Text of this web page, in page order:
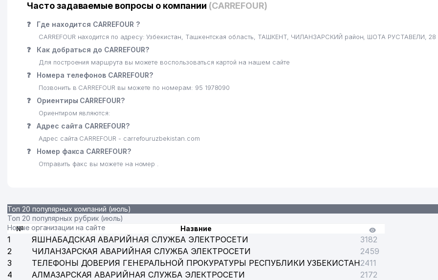
Часто задаваемые вопросы о компании (CARREFOUR)
❓ Где находится CARREFOUR ?
CARREFOUR находится по адресу: Узбекистан, Ташкентская область, ТАШКЕНТ, ЧИЛАНЗАРСКИЙ район, ШОТА РУСТАВЕЛИ, 28
❓ Как добраться до CARREFOUR?
Для построения маршрута вы можете воспользоваться картой на нашем сайте
❓ Номера телефонов CARREFOUR?
Позвонить в CARREFOUR вы можете по номерам: 95 1978090
❓ Ориентиры CARREFOUR?
Ориентиром являются:
❓ Адрес сайта CARREFOUR?
Адрес сайта CARREFOUR - carrefouruzbekistan.com
❓ Номер факса CARREFOUR?
Отправить факс вы можете на номер .
Топ 20 популярных компаний (июль)
Топ 20 популярных рубрик (июль)
Новые организации на сайте
№ Назвние
1 ЯШНАБАДСКАЯ АВАРИЙНАЯ СЛУЖБА ЭЛЕКТРОСЕТИ
3182
2
ЧИЛАНЗАРСКАЯ АВАРИЙНАЯ СЛУЖБА ЭЛЕКТРОСЕТИ
2459
3
ТЕЛЕФОНЫ ДОВЕРИЯ ГЕНЕРАЛЬНОЙ ПРОКУРАТУРЫ РЕСПУБЛИКИ УЗБЕКИСТАН2411
4
АЛМАЗАРСКАЯ АВАРИЙНАЯ СЛУЖБА ЭЛЕКТРОСЕТИ
2172